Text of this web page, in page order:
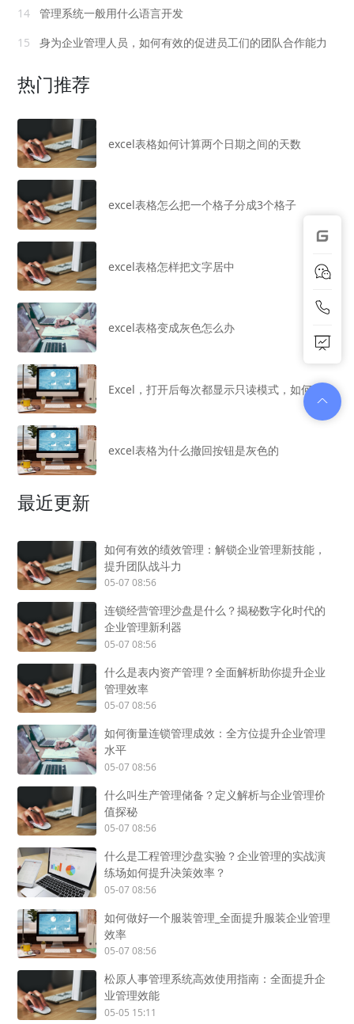
14
管理系统一般用什么语言开发
15
身为企业管理人员，如何有效的促进员工们的团队合作能力
热门推荐
excel表格如何计算两个日期之间的天数
excel表格怎么把一个格子分成3个格子
excel表格怎样把文字居中
excel表格变成灰色怎么办
Excel，打开后每次都显示只读模式，如何解决
excel表格为什么撤回按钮是灰色的
最近更新
如何有效的绩效管理：解锁企业管理新技能，
提升团队战斗力
05-07 08:56
连锁经营管理沙盘是什么？揭秘数字化时代的
企业管理新利器
05-07 08:56
什么是表内资产管理？全面解析助你提升企业
管理效率
05-07 08:56
如何衡量连锁管理成效：全方位提升企业管理
水平
05-07 08:56
什么叫生产管理储备？定义解析与企业管理价
值探秘
05-07 08:56
什么是工程管理沙盘实验？企业管理的实战演
练场如何提升决策效率？
05-07 08:56
如何做好一个服装管理_全面提升服装企业管理
效率
05-07 08:56
松原人事管理系统高效使用指南：全面提升企
业管理效能
05-05 15:11